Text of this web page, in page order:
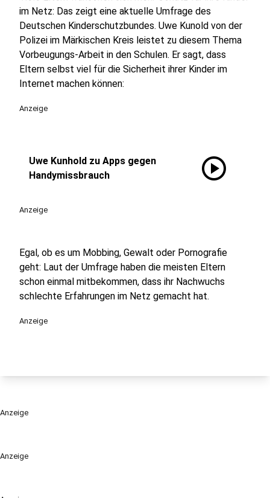
Anzeige
im Netz: Das zeigt eine aktuelle Umfrage des
Deutschen Kinderschutzbundes. Uwe Kunold von der
Polizei im Märkischen Kreis leistet zu diesem Thema
Vorbeugungs-Arbeit in den Schulen. Er sagt, dass
Eltern selbst viel für die Sicherheit ihrer Kinder im
Internet machen können:
Anzeige
Uwe Kunhold zu Apps gegen
Handymissbrauch
play_circle
Anzeige
Egal, ob es um Mobbing, Gewalt oder Pornografie
geht: Laut der Umfrage haben die meisten Eltern
schon einmal mitbekommen, dass ihr Nachwuchs
schlechte Erfahrungen im Netz gemacht hat.
Anzeige
Anzeige